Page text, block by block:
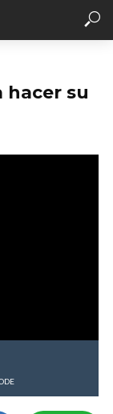
hacer su